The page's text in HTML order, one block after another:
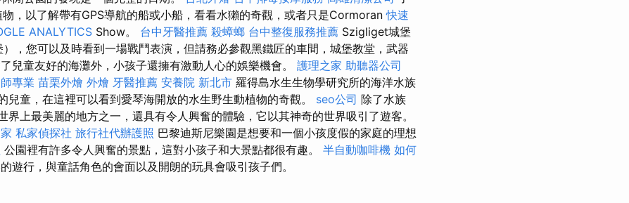
，以了解帶有GPS導航的船或小船，看看水獺的奇觀，或者只是Cormoran快速
ANALYTICS Show。 台中牙醫推薦 殺蟑螂 台中整復服務推薦 Szigliget城堡
），您可以及時看到一場戰鬥表演，但請務必參觀黑鐵匠的車間，城堡教堂，武器
兒童友好的海灘外，小孩子還擁有激動人心的娛樂機會。 護理之家 助聽器公司
專業 苗栗外燴 外燴 牙醫推薦 安養院 新北市 羅得島水生生物學研究所的海洋水族
兒童，在這裡可以看到愛琴海開放的水生野生動植物的奇觀。 seo公司 除了水族
界上最美麗的地方之一，還具有令人興奮的體驗，它以其神奇的世界吸引了遊客。
私家偵探社 旅行社代辦護照 巴黎迪斯尼樂園是想要和一個小孩度假的家庭的理想
公園裡有許多令人興奮的景點，這對小孩子和大景點都很有趣。 半自動咖啡機 如何
遊行，與童話角色的會面以及開朗的玩具會吸引孩子們。